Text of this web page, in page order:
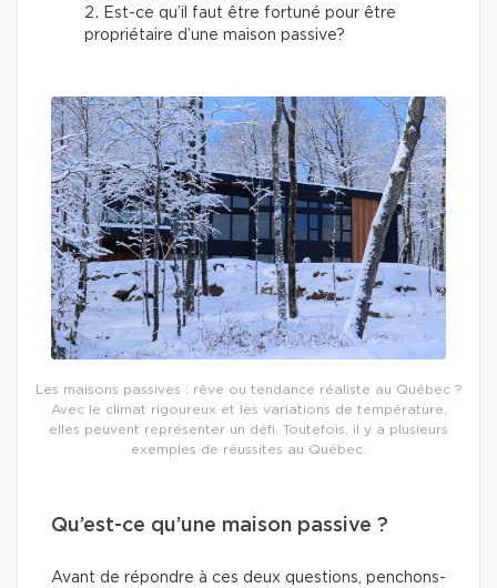
Est-ce qu’il faut être fortuné pour être
propriétaire d’une maison passive?
Les maisons passives : rêve ou tendance réaliste au Québec ?
Avec le climat rigoureux et les variations de température,
elles peuvent représenter un défi. Toutefois, il y a plusieurs
exemples de réussites au Québec.
Qu’est-ce qu’une maison passive ?
Avant de répondre à ces deux questions, penchons-